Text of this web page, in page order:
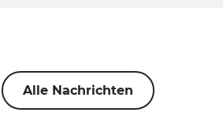
Alle Nachrichten